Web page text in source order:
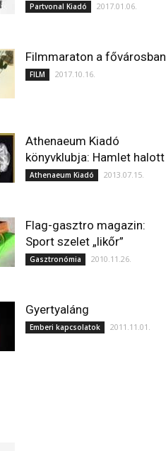
Partvonal Kiadó 2017.01.06.
Filmmaraton a fővárosban
FILM 2017.10.16.
Athenaeum Kiadó
könyvklubja: Hamlet halott
Athenaeum Kiadó 2013.07.15.
Flag-gasztro magazin:
Sport szelet „likőr”
Gasztronómia 2010.11.26.
Gyertyaláng
Emberi kapcsolatok 2011.11.01.